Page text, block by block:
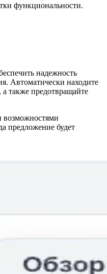
функциональности.
надежность
Автоматически находите
а также предотвращайте
возможностями
предложение будет